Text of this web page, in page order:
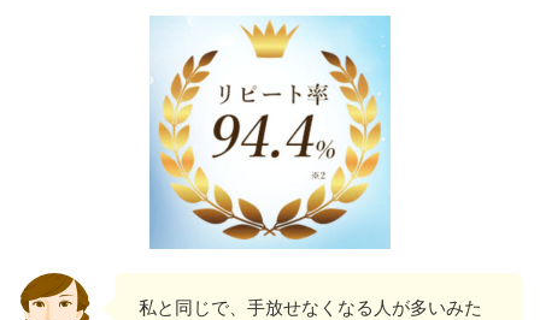
私と同じで、手放せなくなる人が多いみた